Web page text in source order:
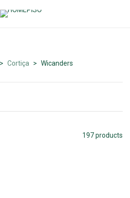
> Cortiça > Wicanders
197 products